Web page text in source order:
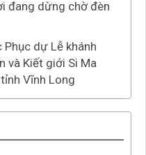
đang dừng chờ đèn
dự Lễ khánh
và Kiết giới Si Ma
Vĩnh Long